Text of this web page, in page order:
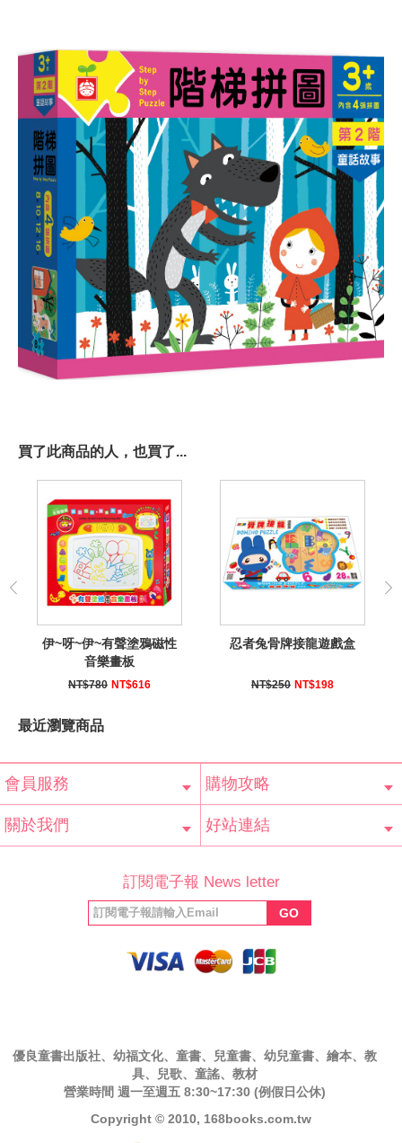
買了此商品的人，也買了...
伊~呀~伊~有聲塗鴉磁性
音樂畫板
NT$780 NT$616
忍者兔骨牌接龍遊戲盒
NT$250 NT$198
最近瀏覽商品
會員服務
會員辨法
客服信箱
隱私條款
網站導覽
購物攻略
常見問題
購物說明
訂單查詢
關於我們 好站連結
福利協會
絲專頁
訂閱電子報 News letter
GO
優良童書出版社、幼福文化、童書、兒童書、幼兒童書、繪本、教
具、兒歌、童謠、教材
營業時間 週一至週五 8:30~17:30 (例假日公休)
Copyright © 2010, 168books.com.tw